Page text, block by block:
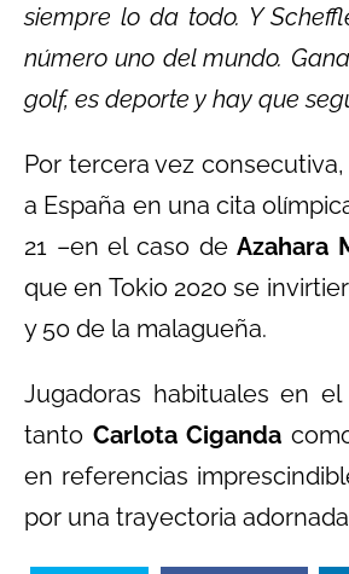
siempre lo da todo. Y
número uno del mundo.
golf, es deporte y hay que
Por tercera vez
a España en una cita
21 –en el caso deAzahara
que en Tokio 2020 se
y 50 de la malagueña.
Jugadoras habituales en
tanto Carlota Ciganda
en referencias
por una trayectoria